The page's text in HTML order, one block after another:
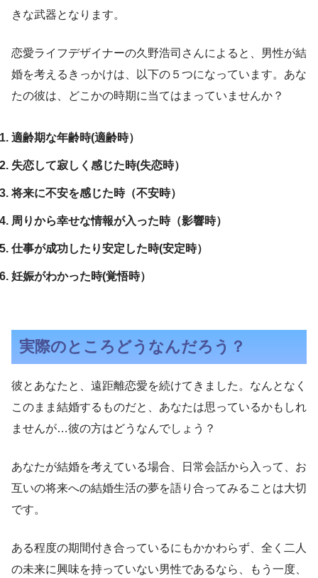
きな武器となります。
恋愛ライフデザイナーの久野浩司さんによると、男性が結
婚を考えるきっかけは、以下の５つになっています。あな
たの彼は、どこかの時期に当てはまっていませんか？
適齢期な年齢時(適齢時）
失恋して寂しく感じた時(失恋時）
将来に不安を感じた時（不安時）
周りから幸せな情報が入った時（影響時）
仕事が成功したり安定した時(安定時）
妊娠がわかった時(覚悟時）
実際のところどうなんだろう？
彼とあなたと、遠距離恋愛を続けてきました。なんとなく
このまま結婚するものだと、あなたは思っているかもしれ
ませんが…彼の方はどうなんでしょう？
あなたが結婚を考えている場合、日常会話から入って、お
互いの将来への結婚生活の夢を語り合ってみることは大切
です。
ある程度の期間付き合っているにもかかわらず、全く二人
の未来に興味を持っていない男性であるなら、もう一度、